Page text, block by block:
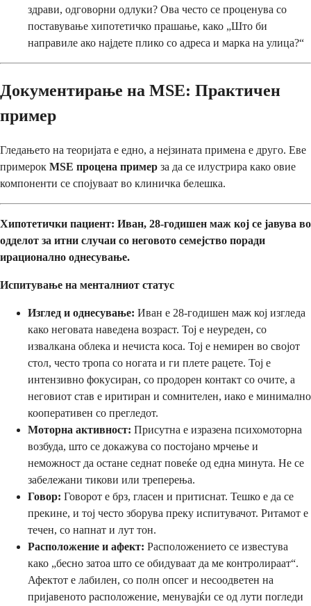
здрави, одговорни одлуки? Ова често се проценува со
поставување хипотетичко прашање, како „Што би
направиле ако најдете плико со адреса и марка на улица?“
Документирање на MSE: Практичен
пример
Гледањето на теоријата е едно, а нејзината примена е друго. Еве
примерок MSE процена пример за да се илустрира како овие
компоненти се спојуваат во клиничка белешка.
Хипотетички пациент: Иван, 28-годишен маж кој се јавува во
одделот за итни случаи со неговото семејство поради
ирационално однесување.
Испитување на менталниот статус
Изглед и однесување: Иван е 28-годишен маж кој изгледа
како неговата наведена возраст. Тој е неуреден, со
извалкана облека и нечиста коса. Тој е немирен во својот
стол, често тропа со ногата и ги плете рацете. Тој е
интензивно фокусиран, со продорен контакт со очите, а
неговиот став е иритиран и сомнителен, иако е минимално
кооперативен со прегледот.
Моторна активност: Присутна е изразена психомоторна
возбуда, што се докажува со постојано мрчење и
неможност да остане седнат повеќе од една минута. Не се
забележани тикови или треперења.
Говор: Говорот е брз, гласен и притиснат. Тешко е да се
прекине, и тој често зборува преку испитувачот. Ритамот е
течен, со напнат и лут тон.
Расположение и афект: Расположението се известува
како „бесно затоа што се обидуваат да ме контролираат“.
Афектот е лабилен, со полн опсег и несоодветен на
пријавеното расположение, менувајќи се од лути погледи